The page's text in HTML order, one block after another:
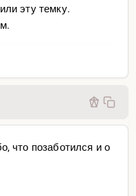
эту темку.
что позаботился и о